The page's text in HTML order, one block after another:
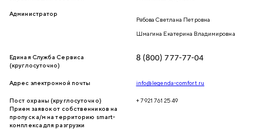
Администратор
Рябова Светлана Петровна
Шмагина Екатерина Владимировна
Единая Служба Сервиса
(круглосуточно)
8 (800) 777-77-04
Адрес электронной почты info@legenda-comfort.ru
Пост охраны (круглосуточно)
Прием заявок от собственников на
пропуск а/м на территорию smart-
комплекса для разгрузки
+ 7 921 761 25 49